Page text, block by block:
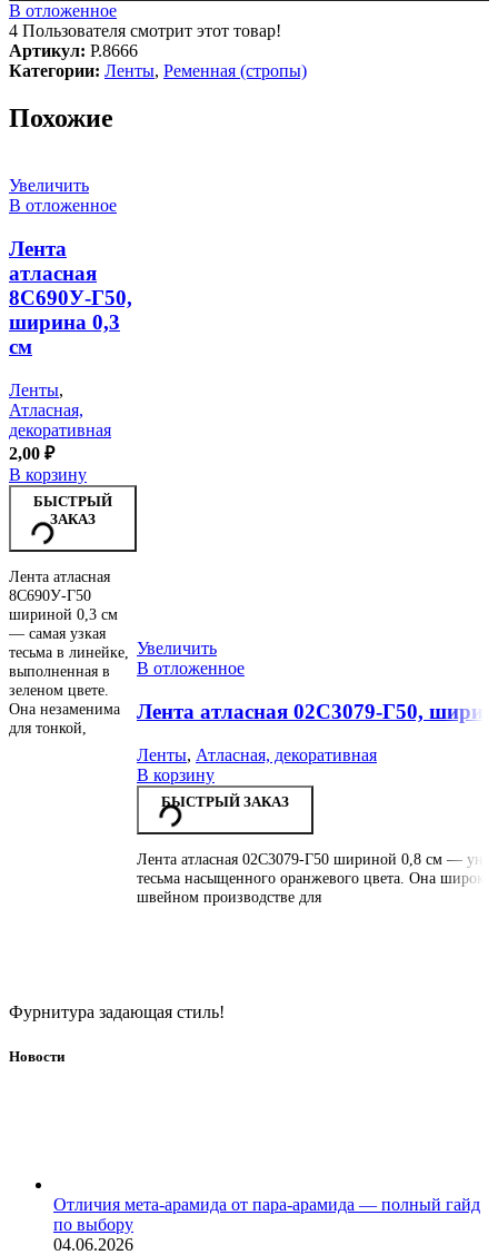
В отложенное
4 Пользователя смотрит этот товар!
Артикул: Р.8666
Категории: Ленты, Ременная (стропы)
Похожие
Увеличить
В отложенное
Лента
атласная
8С690У-Г50,
ширина 0,3
см
Ленты,
Атласная,
декоративная
2,00 ₽
В корзину
БЫСТРЫЙ
ЗАКАЗ
Лента атласная
8С690У-Г50
шириной 0,3 см
— самая узкая
тесьма в линейке,
выполненная в
зеленом цвете.
Она незаменима
для тонкой,
Увеличить
В отложенное
Лента атласная 02С3079-Г50,
Ленты, Атласная, декоративная
В корзину
БЫСТРЫЙ ЗАКАЗ
Лента атласная 02С3079-Г50 шириной 0,8 см —
тесьма насыщенного оранжевого цвета. Она широко
швейном производстве для
Фурнитура задающая стиль!
Новости
Отличия мета-арамида от пара-арамида — полный гайд
по выбору
04.06.2026